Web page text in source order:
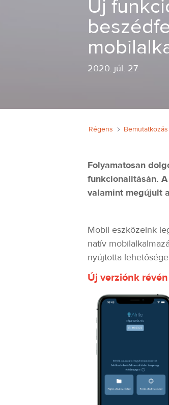
Régens Bemutatkozás
Új
2020. júl. 27.
Folyamatosan
funkcionalitásán.
valamint megújult
Mobil eszközeink
natív
nyújtotta
Új verziónk